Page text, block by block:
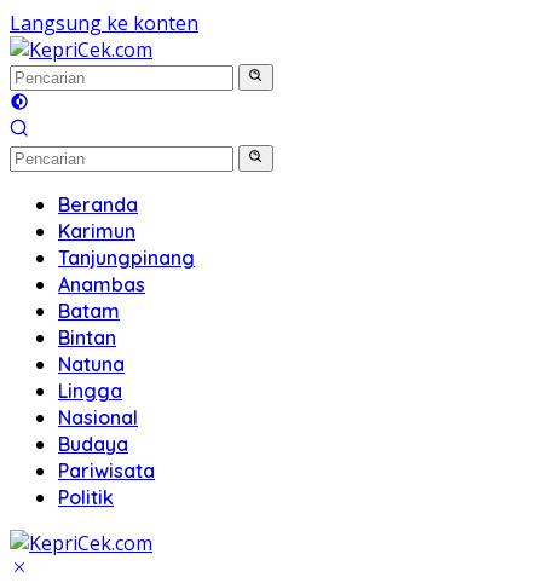
Langsung ke konten
Beranda
Karimun
Tanjungpinang
Anambas
Batam
Bintan
Natuna
Lingga
Nasional
Budaya
Pariwisata
Politik